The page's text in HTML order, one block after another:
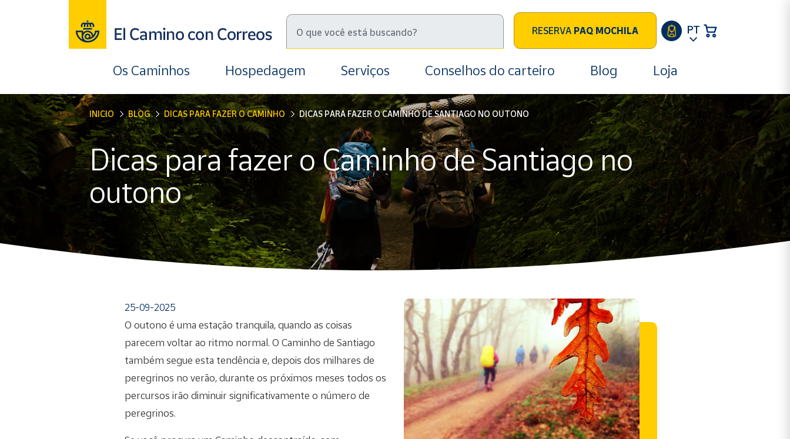
RESERVA PAQ MOCHILA PT
Os Caminhos Hospedagem Serviços Conselhos do carteiro Blog Loja
INICIO BLOG DICAS PARA FAZER O CAMINHO DICAS PARA FAZER O CAMINHO DE SANTIAGO NO OUTONO
Dicas para fazer o Caminho de Santiago no
outono
25-09-2025
O outono é uma estação tranquila, quando as coisas
parecem voltar ao ritmo normal. O Caminho de Santiago
também segue esta tendência e, depois dos milhares de
peregrinos no verão, durante os próximos meses todos os
percursos irão diminuir significativamente o número de
peregrinos.